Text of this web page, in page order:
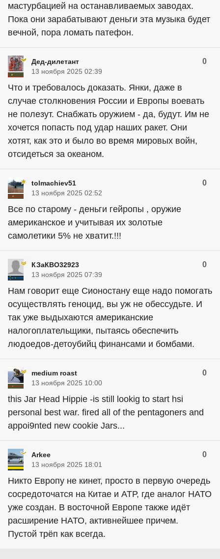
мастурбацией на останавливаемых заводах.
Пока они зарабатывают деньги эта музыка будет
вечной, пора ломать патефон.
Дед-дилетант 0
13 ноября 2025 02:39
Что и требовалось доказать. Янки, даже в
случае столкновения России и Европы воевать
не полезут. Снабжать оружием - да, будут. Им не
хочется попасть под удар наших ракет. Они
хотят, как это и было во время мировых войн,
отсидеться за океаном.
tolmachiev51 0
13 ноября 2025 02:52
Все по старому - деньги гейропы , оружие
американское и учитывая их золотые
самолетики 5% не хватит.!!!
КЗаКВО32923 0
13 ноября 2025 07:39
Нам говорит еще Сионостану еще надо помогать
осуществлять геноцид, вы уж не обессудьте. И
так уже выдыхаются американские
налогоплательщики, пытаясь обеспечить
людоедов-детоубийц финансами и бомбами.
medium roast 0
13 ноября 2025 10:00
this Jar Head Hippie -is still lookig to start hsi
personal best war. fired all of the pentagoners and
appoi9nted new cookie Jars...
Arkee 0
13 ноября 2025 18:01
Никто Европу не кинет, просто в первую очередь
сосредоточатся на Китае и АТР, где аналог НАТО
уже создан. В восточной Европе также идёт
расширение НАТО, активнейшее причем.
Пустой трёп как всегда.